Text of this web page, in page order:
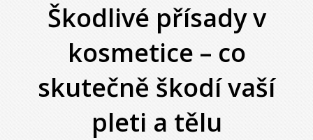
Škodlivé přísady v
kosmetice – co
skutečně škodí vaší
pleti a tělu